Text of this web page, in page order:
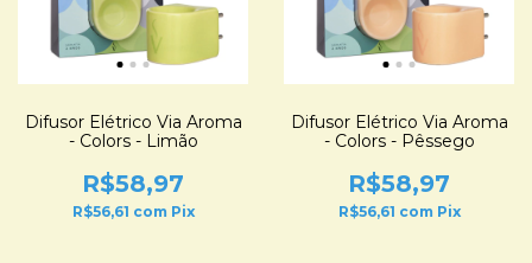
Difusor Elétrico Via Aroma
- Colors - Limão
R$58,97
R$56,61 com Pix
Difusor Elétrico Via Aroma
- Colors - Pêssego
R$58,97
R$56,61 com Pix